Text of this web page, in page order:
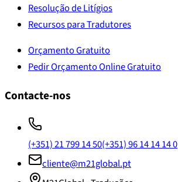
Resolução de Litígios
Recursos para Tradutores
Orçamento Gratuito
Pedir Orçamento Online Gratuito
Contacte-nos
(+351) 21 799 14 50(+351) 96 14 14 14 0
cliente@m21global.pt